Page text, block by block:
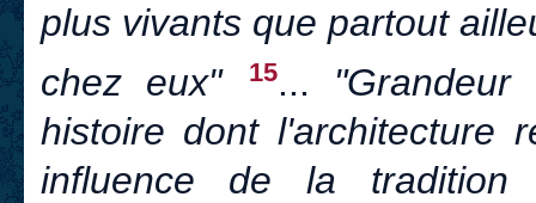
plus vivants que partout
chez eux"
15...
histoire dont l'architecture
influence de la tradition